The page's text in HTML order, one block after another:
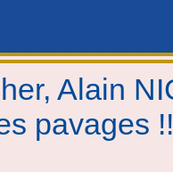
Alain
pavages !!